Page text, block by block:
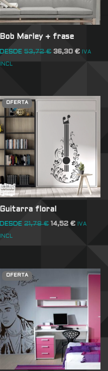
Bob Marley + frase
DESDE 53,72€ 36,30€ IVA
INCL
OFERTA
Guitarra floral
DESDE 21,78€ 14,52€ IVA
INCL
OFERTA